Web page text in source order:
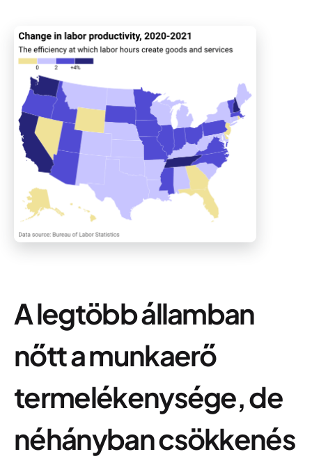
A legtöbb államban
nőtt a munkaerő
termelékenysége, de
néhányban csökkenés